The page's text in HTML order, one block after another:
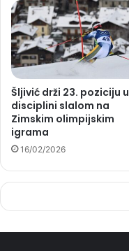
Šljivić drži 23. poziciju u
disciplini slalom na
Zimskim olimpijskim
igrama
16/02/2026